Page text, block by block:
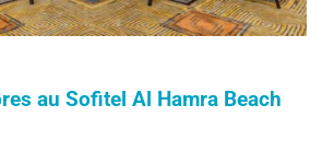
au Sofitel Al Hamra Beach